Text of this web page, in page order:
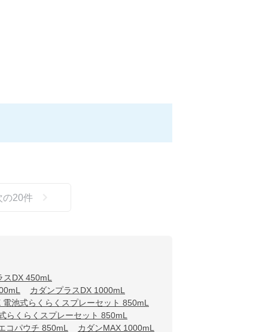
の20件
スDX 450mL
カダンプラスDX 1000mL
池式らくらくスプレーセット 850mL
らくらくスプレーセット 850mL
コパウチ 850mL
カダンMAX 1000mL